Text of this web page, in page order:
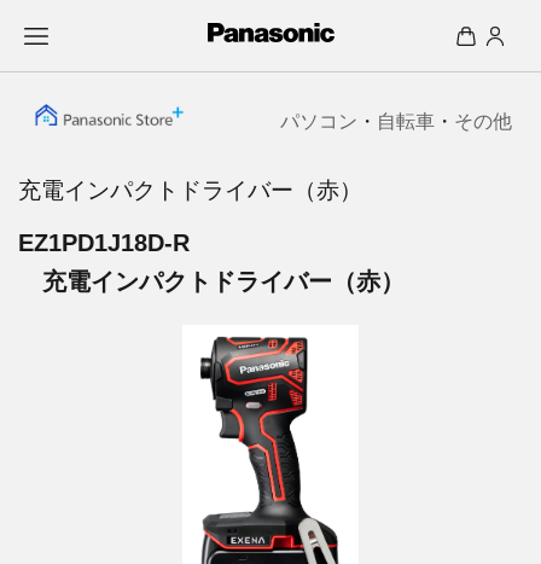
パソコン ・ 自転車 ・ その他
充電インパクトドライバー（赤）
EZ1PD1J18D-R
充電インパクトドライバー（赤）